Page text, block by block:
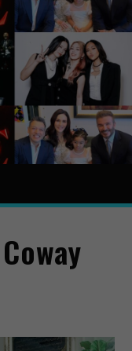
Gaya Hidup